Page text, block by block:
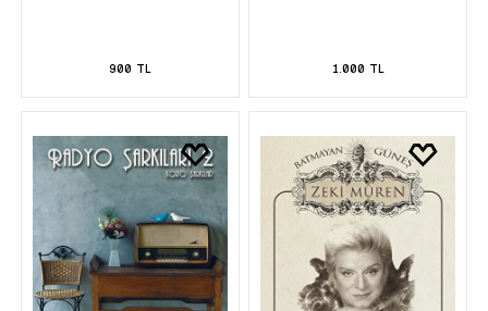
900 TL 1.000 TL